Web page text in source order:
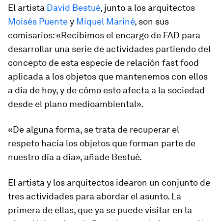
El artista David Bestué, junto a los arquitectos
Moisés Puentey Miquel Mariné, son sus
comisarios: «Recibimos el encargo de FAD para
desarrollar una serie de actividades partiendo del
concepto de esta especie de relación fast food
aplicada a los objetos que mantenemos con ellos
a día de hoy, y de cómo esto afecta a la sociedad
desde el plano medioambiental».
«De alguna forma, se trata de recuperar el
respeto hacia los objetos que forman parte de
nuestro día a día», añade Bestué.
El artista y los arquitectos idearon un conjunto de
tres actividades para abordar el asunto. La
primera de ellas, que ya se puede visitar en la